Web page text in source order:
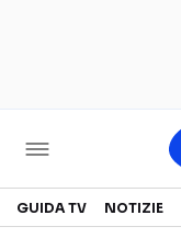
Televisione
GUIDA TV NOTIZIE